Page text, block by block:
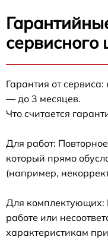
сервисного
Гарантия от
— до 3 месяцев.
Что считается
Для работ:
который прямо
(например,
Для комплектующих:
работе или
характеристикам